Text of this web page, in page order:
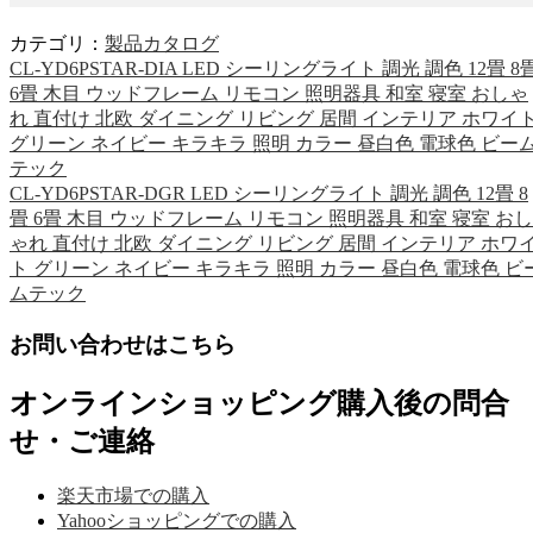
カテゴリ： 製品カタログ
CL-YD6PSTAR-DIA LED シーリングライト 調光 調色 12畳 8
6畳 木目 ウッドフレーム リモコン 照明器具 和室 寝室 おしゃ
れ 直付け 北欧 ダイニング リビング 居間 インテリア ホワイ
グリーン ネイビー キラキラ 照明 カラー 昼白色 電球色 ビー
テック
CL-YD6PSTAR-DGR LED シーリングライト 調光 調色 12畳 8
畳 6畳 木目 ウッドフレーム リモコン 照明器具 和室 寝室 おし
ゃれ 直付け 北欧 ダイニング リビング 居間 インテリア ホワ
ト グリーン ネイビー キラキラ 照明 カラー 昼白色 電球色 ビ
ムテック
お問い合わせはこちら
オンラインショッピング購入後の問合
せ・ご連絡
楽天市場での購入
Yahooショッピングでの購入